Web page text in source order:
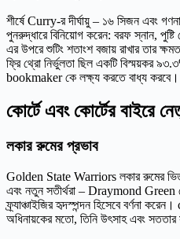
শীর্ষে Curry-র দীর্ঘায়ু – ১৬ সিজন এবং
পুনরুদ্ধারে বিনিয়োগ করেন: বরফ স্নান,
এর উপরে শুটিং শতাংশ বজায় রাখার তার
ফ্রি থ্রো নির্ভুলতা ছিল একটি বিস্ময়কর
bookmaker কে লক্ষ্য করতে বাধ্য করবে।
কোর্টে এবং কোর্টের বাইরে
লকার রুমের প্রভাব
Golden State Warriors লকার রুমের
এবং নতুন সতীর্থরা – Draymond
ফ্র্যাঞ্চাইজির হৃদস্পন্দন হিসেবে বর্ণনা
অধিনায়কের মতো, তিনি উৎসাহ এবং সততার